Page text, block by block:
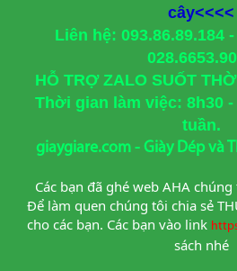
cây<<<<
Liên hệ: 093.86.89.184
HỖ TRỢ ZALO SUỐT
Thời gian làm việc: 8h30
tuần.
giaygiare.com - Giày Dép và
Các bạn đã ghé web AHA
Để làm quen chúng tôi chia sẻ
cho các bạn. Các bạn vào link
sách nhé